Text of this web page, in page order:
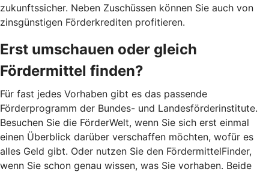
zukunftssicher. Neben Zuschüssen können Sie auch von
zinsgünstigen Förderkrediten profitieren.
Erst umschauen oder gleich
Fördermittel finden?
Für fast jedes Vorhaben gibt es das passende
Förderprogramm der Bundes- und Landesförderinstitute.
Besuchen Sie die FörderWelt, wenn Sie sich erst einmal
einen Überblick darüber verschaffen möchten, wofür es
alles Geld gibt. Oder nutzen Sie den FördermittelFinder,
wenn Sie schon genau wissen, was Sie vorhaben. Beide